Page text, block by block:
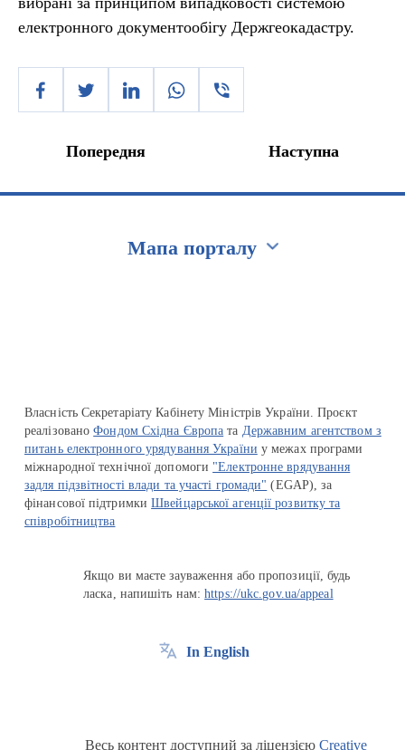
електронного документообігу Держгеокадастру.
Попередня Наступна
Мапа порталу
Власність Секретаріату Кабінету Міністрів України. Проєкт
реалізованоФондом Східна Європа та Державним агентством з
питань електронного урядування України у межах програми
міжнародної технічної допомоги "Електронне врядування
задля підзвітності влади та участі громади" (EGAP), за
фінансової підтримкиШвейцарської агенції розвитку та
співробітництва
Якщо ви маєте зауваження або пропозиції, будь
ласка, напишіть нам:https://ukc.gov.ua/appeal
In English
Весь контент доступний за ліцензією Creative